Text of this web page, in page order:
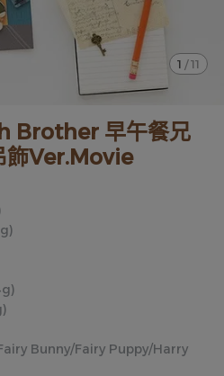
1 /11
Brother 早午餐兄
飾Ver.Movie
Bunny/Fairy Puppy/Harry